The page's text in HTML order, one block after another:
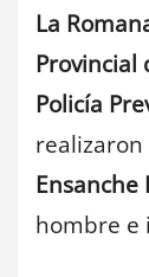
La
Provincial
Policía
Ensanche
hombre e